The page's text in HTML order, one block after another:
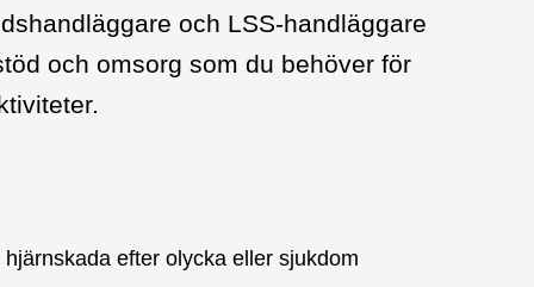
och LSS-handläggare
och omsorg som du behöver för
efter olycka eller sjukdom